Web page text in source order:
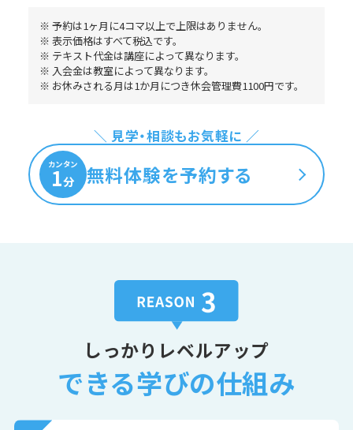
※ 予約は1ヶ月に4コマ以上で上限はありません。
※ 表示価格はすべて税込です。
※ テキスト代金は講座によって異なります。
※ 入会金は教室によって異なります。
※ お休みされる月は1か月につき休会管理費1100円です。
＼ 見学・相談もお気軽に ／
カンタン
1分 無料体験を予約する
しっかりレベルアップ
できる学びの仕組み